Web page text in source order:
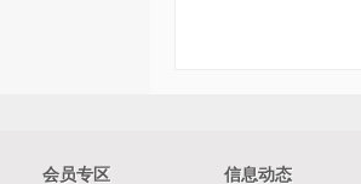
会员专区 信息动态